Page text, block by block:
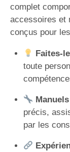
complet
accessoires et
conçus pour
Faites-
toute
précis,
par les